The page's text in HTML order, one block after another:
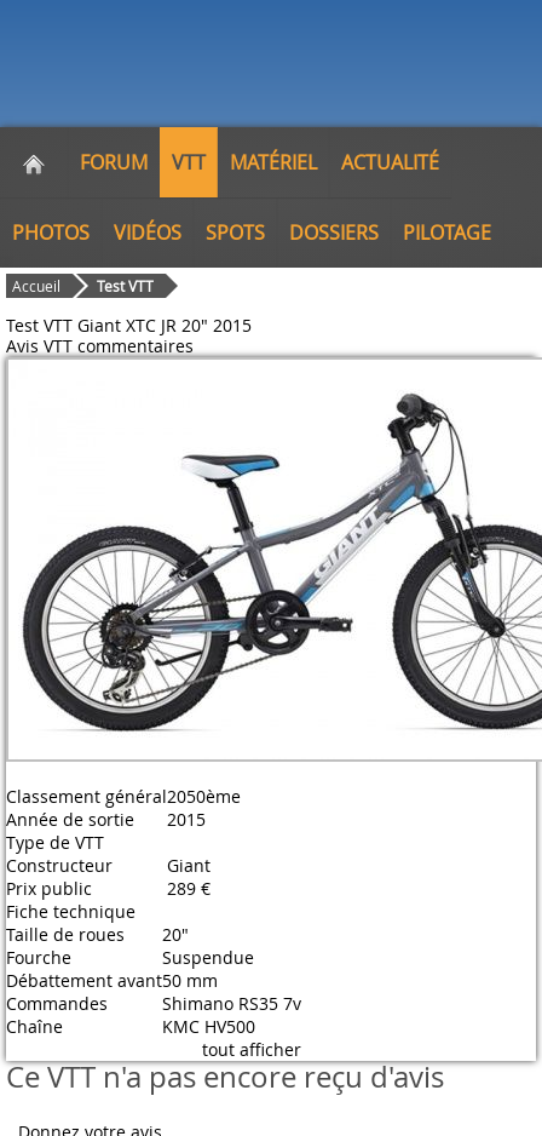
FORUM VTT MATÉRIEL ACTUALITÉ
PHOTOS VIDÉOS SPOTS DOSSIERS PILOTAGE
Accueil Test VTT
Test VTT Giant XTC JR 20" 2015
Avis VTT commentaires
Classement général2050ème
Année de sortie
2015
Type de VTT
Constructeur
Giant
Prix public
289 €
Fiche technique
Taille de roues
20"
Fourche
Suspendue
Débattement avant50 mm
Commandes
Shimano RS35 7v
Chaîne
KMC HV500
tout afficher
Ce VTT n'a pas encore reçu d'avis